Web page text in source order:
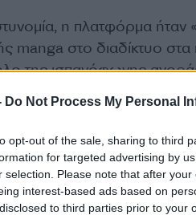
Do Not Process My Personal
opt-out of the sale, sharing to third
for targeted advertising by
selection. Please note that after
interest-based ads based on
to third parties prior to your
η πλατφόρμα ήταν
manga στο διαδίκτυο στα
της ισπανόφωνης
οικονομική ζημία σε
δικαιωμάτων.
για αδικήματα κατά